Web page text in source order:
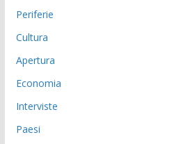
Periferie
Cultura
Apertura
Economia
Interviste
Paesi